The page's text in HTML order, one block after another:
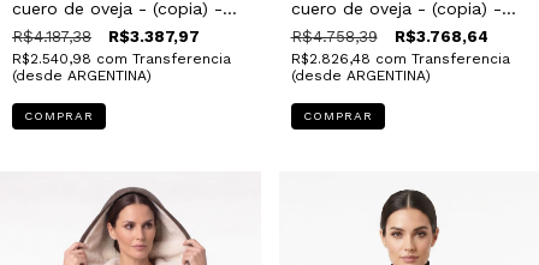
cuero de oveja - (copia) -
(copia) - (copia) - (copia)
R$4.187,38 R$3.387,97
R$2.540,98 com Transferencia
(desde ARGENTINA)
COMPRAR
cuero de oveja - (copia) -
(copia) - (copia) - (copia)
R$4.758,39 R$3.768,64
R$2.826,48 com Transferencia
(desde ARGENTINA)
COMPRAR